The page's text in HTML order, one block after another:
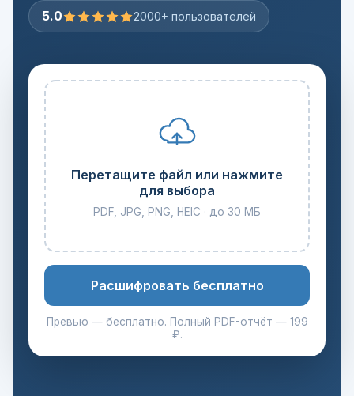
5.0 2000+ пользователей
Перетащите файл или нажмите
для выбора
PDF, JPG, PNG, HEIC · до 30 МБ
Расшифровать бесплатно
Превью — бесплатно. Полный PDF-отчёт — 199
₽.